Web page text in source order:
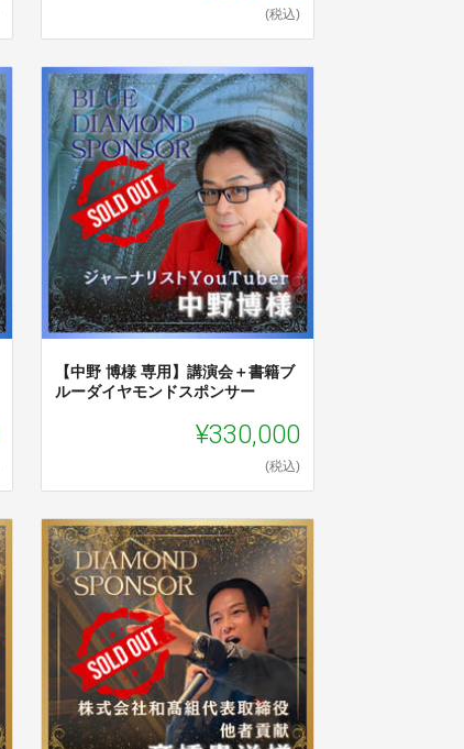
(税込)
【中野 博様 専用】講演会＋書籍ブ
ルーダイヤモンドスポンサー
¥330,000
(税込)